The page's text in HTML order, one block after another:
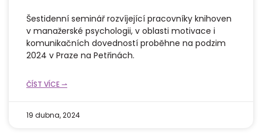
Šestidenní seminář rozvíjející pracovníky knihoven
v manažerské psychologii, v oblasti motivace i
komunikačních dovedností proběhne na podzim
2024 v Praze na Petřinách.
ČÍST VÍCE ⇀
19 dubna, 2024